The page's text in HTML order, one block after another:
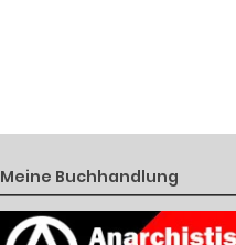
Meine Buchhandlung